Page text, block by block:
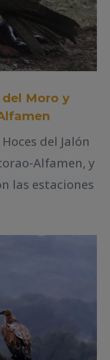
del Moro y
del Jalón
Alfamen, y
las estaciones